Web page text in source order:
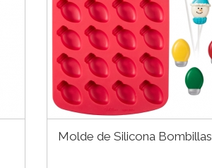
Molde de Silicona Bombillas